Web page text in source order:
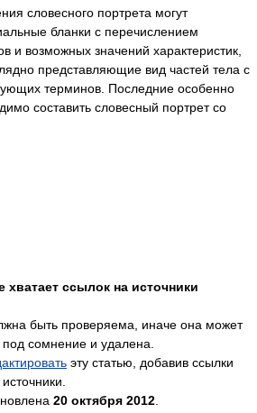
словесного портрета могут
бланки с перечислением
и возможных значений характеристик,
представляющие вид частей тела с
терминов. Последние особенно
составить словесный портрет со
хватает ссылок на источники
быть проверяема, иначе она может
сомнение и удалена.
эту статью, добавив ссылки
20 октября 2012